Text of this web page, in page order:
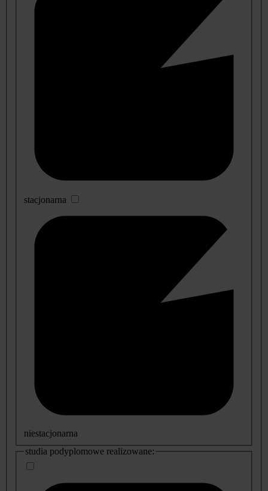
stacjonarna
niestacjonarna
studia podyplomowe realizowane: